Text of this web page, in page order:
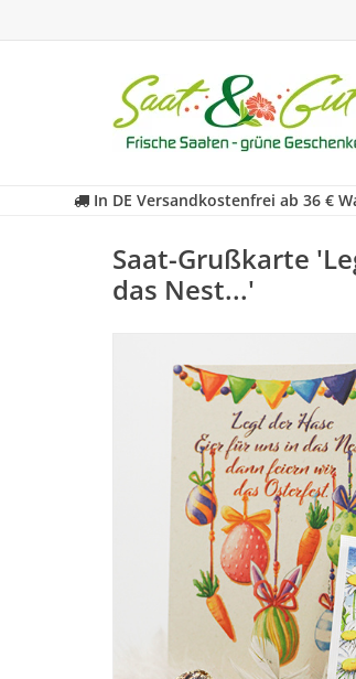
In DE Versandkostenfrei ab 36 €
Saat-Grußkarte
das Nest...'